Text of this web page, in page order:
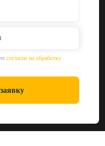
согласие на обработку